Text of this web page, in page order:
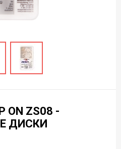
ON ZS08 -
ДИСКИ